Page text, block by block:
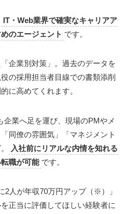
IT・Web業界で確実なキャリアア
のエージェント です。
企業別対策」。過去のデータを
の採用担当者目線での書類添削
に高めてくれます。
企業へ足を運び、現場のPMやメ
同僚の雰囲気」「マネジメント
入社前にリアルな内情を知れる
職が可能 です。
2人が年収70万円アップ（※）」
正当に評価してほしい経験者に